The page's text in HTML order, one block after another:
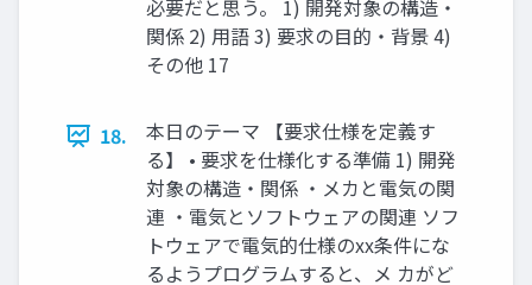
必要だと思う。 1) 開発対象の構造・
関係 2) 用語 3) 要求の目的・背景 4)
その他 17
18.
本日のテーマ 【要求仕様を定義す
る】 • 要求を仕様化する準備 1) 開発
対象の構造・関係 ・メカと電気の関
連 ・電気とソフトウェアの関連 ソフ
トウェアで電気的仕様のxx条件にな
るようプログラムすると、メ カがど